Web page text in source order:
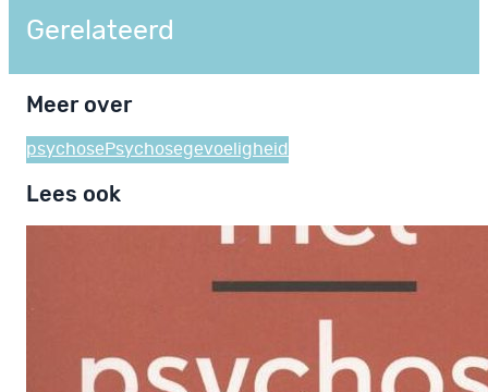
Gerelateerd
Meer over
psychose Psychosegevoeligheid
Lees ook